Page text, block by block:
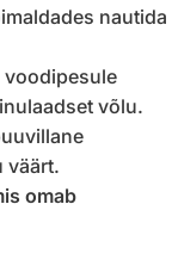
nautida
voodipesule
võlu.
väärt.
omab